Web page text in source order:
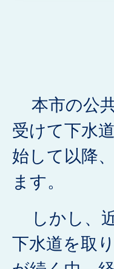
本市の公
受けて下水
始して以降
ます。
しかし、
下水道を取